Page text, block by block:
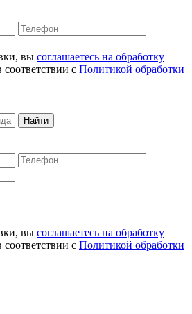
вы соглашаетесь на обработку
соответствии с Политикой обработки
Найти
вы соглашаетесь на обработку
соответствии с Политикой обработки